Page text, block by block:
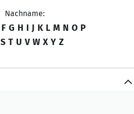
Nachname:
F G H I J K L M N O P
S T U V W X Y Z